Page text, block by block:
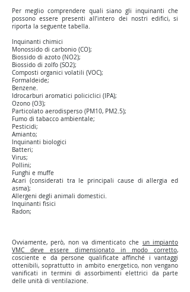
Per meglio comprendere quali siano gli inquinanti che
possono essere presenti all’intero dei nostri edifici, si
riporta la seguente tabella.
Inquinanti chimici
Monossido di carbonio (CO);
Biossido di azoto (NO2);
Biossido di zolfo (SO2);
Composti organici volatili (VOC);
Formaldeide;
Benzene.
Idrocarburi aromatici policiclici (IPA);
Ozono (O3);
Particolato aerodisperso (PM10, PM2.5);
Fumo di tabacco ambientale;
Pesticidi;
Amianto;
Inquinanti biologici
Batteri;
Virus;
Pollini;
Funghi e muffe
Acari (considerati tra le principali cause di allergia ed
asma);
Allergeni degli animali domestici.
Inquinanti fisici
Radon;
Ovviamente, però, non va dimenticato che un impianto
VMC deve essere dimensionato in modo corretto,
cosciente e da persone qualificate affinché i vantaggi
ottenibili, soprattutto in ambito energetico, non vengano
vanificati in termini di assorbimenti elettrici da parte
delle unità di ventilazione.